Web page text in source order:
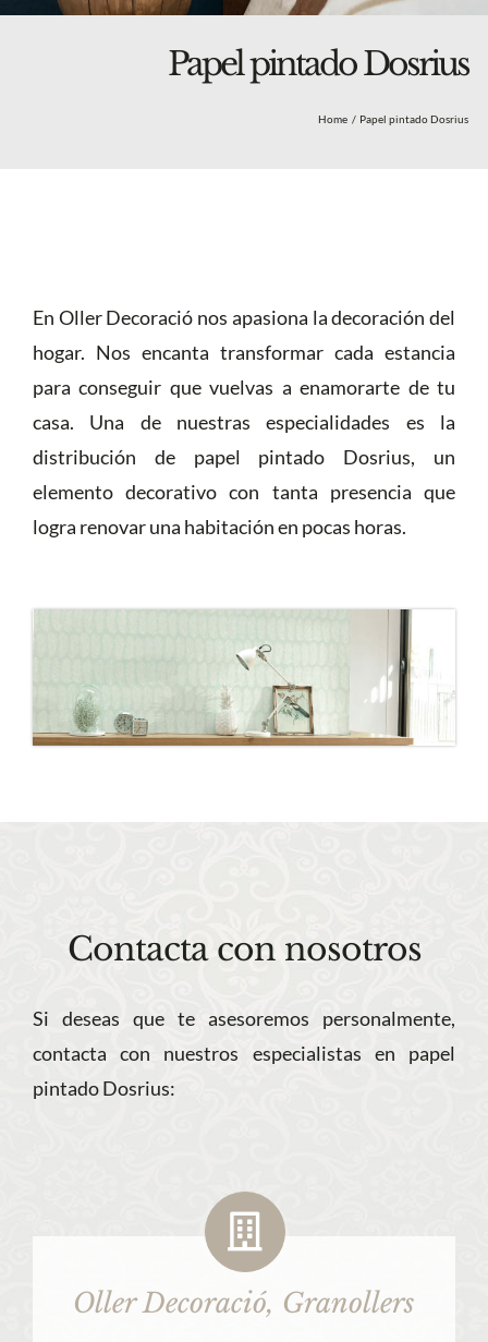
Papel pintado Dosrius
Home Papel pintado Dosrius
En Oller Decoració nos apasiona la decoración del
hogar. Nos encanta transformar cada estancia
para conseguir que vuelvas a enamorarte de tu
casa. Una de nuestras especialidades es la
distribución de papel pintado Dosrius, un
elemento decorativo con tanta presencia que
logra renovar una habitación en pocas horas.
Contacta con nosotros
Si deseas que te asesoremos personalmente,
contacta con nuestros especialistas en papel
pintado Dosrius:
Oller Decoració, Granollers